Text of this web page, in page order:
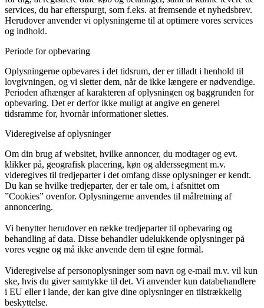
services, du har efterspurgt, som f.eks. at fremsende et nyhedsbrev.
Herudover anvender vi oplysningerne til at optimere vores services
og indhold.
Periode for opbevaring
Oplysningerne opbevares i det tidsrum, der er tilladt i henhold til
lovgivningen, og vi sletter dem, når de ikke længere er nødvendige.
Perioden afhænger af karakteren af oplysningen og baggrunden for
opbevaring. Det er derfor ikke muligt at angive en generel
tidsramme for, hvornår informationer slettes.
Videregivelse af oplysninger
Om din brug af websitet, hvilke annoncer, du modtager og evt.
klikker på, geografisk placering, køn og alderssegment m.v.
videregives til tredjeparter i det omfang disse oplysninger er kendt.
Du kan se hvilke tredjeparter, der er tale om, i afsnittet om
”Cookies” ovenfor. Oplysningerne anvendes til målretning af
annoncering.
Vi benytter herudover en række tredjeparter til opbevaring og
behandling af data. Disse behandler udelukkende oplysninger på
vores vegne og må ikke anvende dem til egne formål.
Videregivelse af personoplysninger som navn og e-mail m.v. vil kun
ske, hvis du giver samtykke til det. Vi anvender kun databehandlere
i EU eller i lande, der kan give dine oplysninger en tilstrækkelig
beskyttelse.